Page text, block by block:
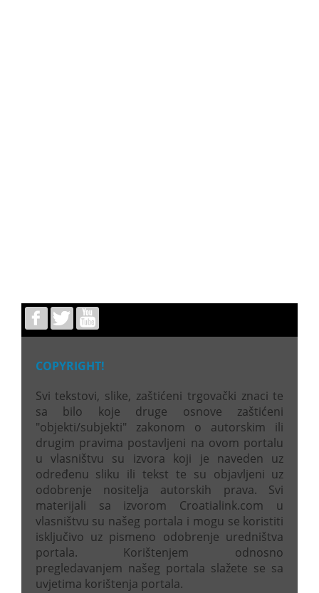
COPYRIGHT!
Svi tekstovi, slike, zaštićeni trgovački znaci te
sa bilo koje druge osnove zaštićeni
"objekti/subjekti" zakonom o autorskim ili
drugim pravima postavljeni na ovom portalu
u vlasništvu su izvora koji je naveden uz
određenu sliku ili tekst te su objavljeni uz
odobrenje nositelja autorskih prava. Svi
materijali sa izvorom Croatialink.com u
vlasništvu su našeg portala i mogu se koristiti
isključivo uz pismeno odobrenje uredništva
portala. Korištenjem odnosno
pregledavanjem našeg portala slažete se sa
uvjetima korištenja portala.